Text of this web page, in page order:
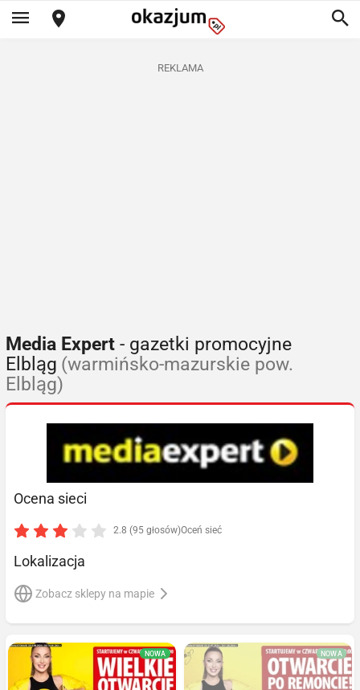
REKLAMA
Media Expert - gazetki promocyjne
Elbląg (warmińsko-mazurskie pow.
Elbląg)
Ocena sieci
2.8 (95 głosów)Oceń sieć
Lokalizacja
Zobacz sklepy na mapie
NOWA NOWA